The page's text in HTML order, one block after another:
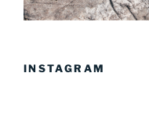
INSTAGRAM